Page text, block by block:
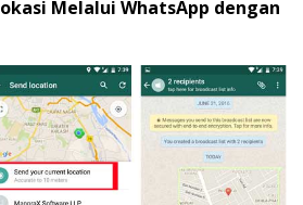
Melalui WhatsApp dengan